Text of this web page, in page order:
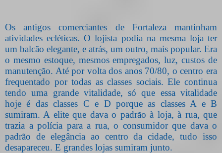
Os antigos comerciantes de Fortaleza mantinham
atividades ecléticas. O lojista podia na mesma loja ter
um balcão elegante, e atrás, um outro, mais popular. Era
o mesmo estoque, mesmos empregados, luz, custos de
manutenção. Até por volta dos anos 70/80, o centro era
frequentado por todas as classes sociais. Ele continua
tendo uma grande vitalidade, só que essa vitalidade
hoje é das classes C e D porque as classes A e B
sumiram. A elite que dava o padrão à loja, à rua, que
trazia a polícia para a rua, o consumidor que dava o
padrão de elegância ao centro da cidade, tudo isso
desapareceu. E grandes lojas sumiram junto.